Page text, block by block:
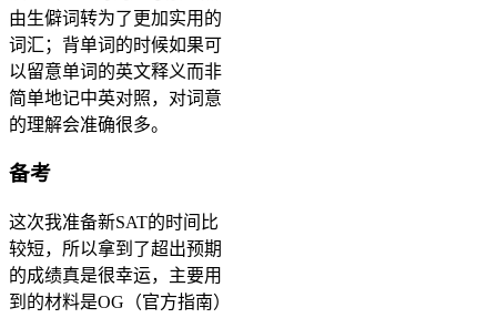
由生僻词转为了更加实用的
词汇；背单词的时候如果可
以留意单词的英文释义而非
简单地记中英对照，对词意
的理解会准确很多。
备考
这次我准备新SAT的时间比
较短，所以拿到了超出预期
的成绩真是很幸运，主要用
到的材料是OG（官方指南）